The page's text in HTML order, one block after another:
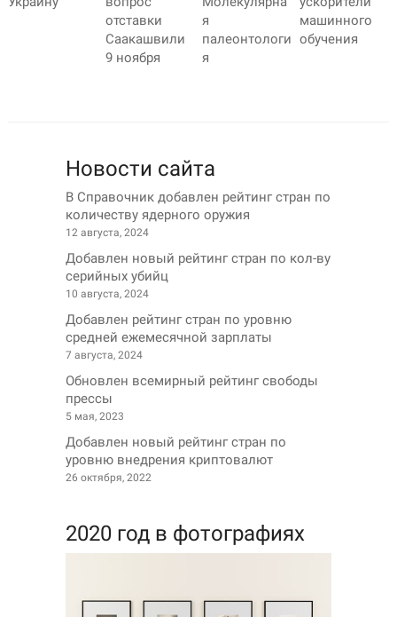
отставки
Саакашвили
9 ноября
я
палеонтологи
я
машинного
обучения
Новости сайта
В Справочник добавлен рейтинг стран по
количеству ядерного оружия
12 августа, 2024
Добавлен новый рейтинг стран по кол-ву
серийных убийц
10 августа, 2024
Добавлен рейтинг стран по уровню
средней ежемесячной зарплаты
7 августа, 2024
Обновлен всемирный рейтинг свободы
прессы
5 мая, 2023
Добавлен новый рейтинг стран по
уровню внедрения криптовалют
26 октября, 2022
2020 год в фотографиях